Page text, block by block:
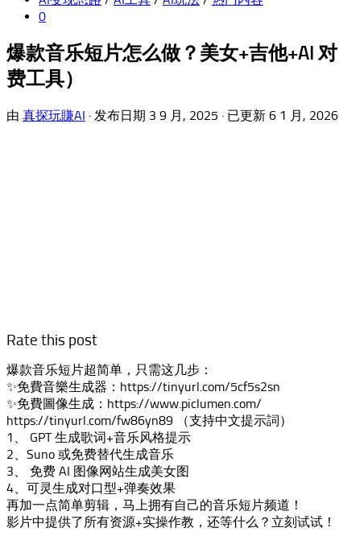
0
爆款音乐短片怎么做？美女+吉他+AI
费工具）
由 真探玩賺AI · 发布日期 3 9 月, 2025 · 已更新 6 1 月, 2026
Rate this post
爆款音乐短片超简单，只需这几步：
✨免費音樂生成器：https://tinyurl.com/5cf5s2sn
✨免費圖像生成：https://www.piclumen.com/
https://tinyurl.com/fw86yn89 （支持中文提示詞）
1、 GPT 生成歌词+音乐风格提示
2、Suno 或免费替代生成音乐
3、 免费 AI 图像网站生成美女图
4、可灵生成对口型+弹奏效果
再加一点简单剪辑，马上拥有自己的音乐短片频道！
影片中提供了所有资源+实操作教，还等什么？立刻试试！